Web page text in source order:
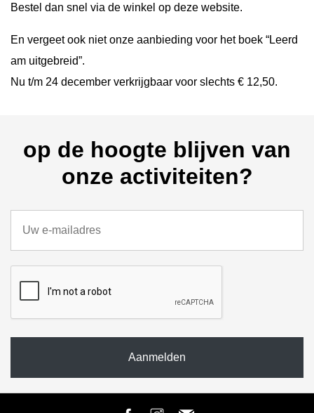
Bestel dan snel via de winkel op deze website.
En vergeet ook niet onze aanbieding voor het boek “Leerd
am uitgebreid”.
Nu t/m 24 december verkrijgbaar voor slechts € 12,50.
op de hoogte blijven van
onze activiteiten?